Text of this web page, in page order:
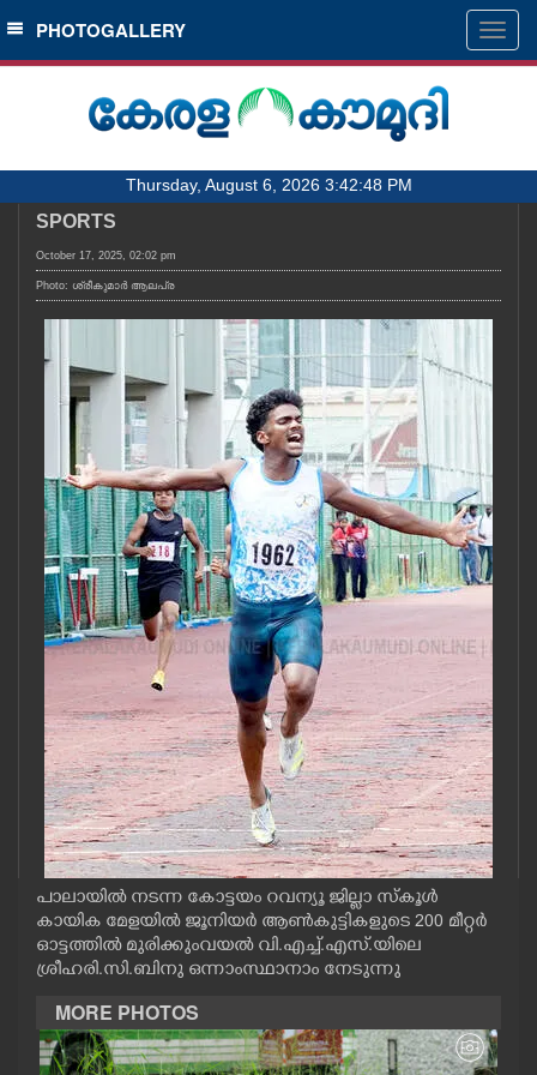
SECTIONS
HOME
NOTIFIED NEWS
KERALA
OBITUARY
NEWS 360
CASE DIARY
CINEMA
OPINION
PHOTOS
LIFESTYLE
SPIRITUAL
INFO+
ART
PHOTOGALLERY
Thursday, August 6, 2026 3:42:48 PM
SPORTS
October 17, 2025, 02:02 pm
Photo: ശ്രീകുമാർ ആലപ്ര
പാലായിൽ നടന്ന കോട്ടയം റവന്യൂ ജില്ലാ സ്കൂൾ
കായിക മേളയിൽ ജൂനിയർ ആൺകുട്ടികളുടെ 200 മീറ്റർ
ഓട്ടത്തിൽ മുരിക്കുംവയൽ വി.എച്ച്.എസ്.യിലെ
ശ്രീഹരി.സി.ബിനു ഒന്നാംസ്ഥാനാം നേടുന്നു
MORE PHOTOS